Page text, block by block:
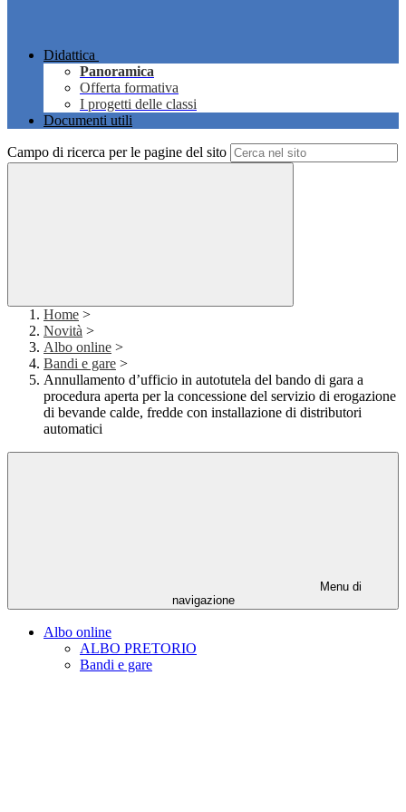
Didattica
Panoramica
Offerta formativa
I progetti delle classi
Documenti utili
Campo di ricerca per le pagine del sito
Home >
Novità >
Albo online >
Bandi e gare >
Annullamento d’ufficio in autotutela del bando di gara a
procedura aperta per la concessione del servizio di erogazione
di bevande calde, fredde con installazione di distributori
automatici
Menu di
navigazione
Albo online
ALBO PRETORIO
Bandi e gare